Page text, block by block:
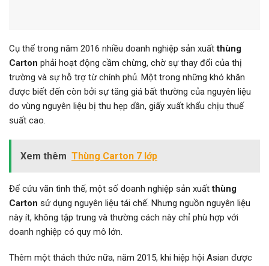
Cụ thể trong năm 2016 nhiều doanh nghiệp sản xuấtthùng
Carton phải hoạt động cầm chừng, chờ sự thay đổi của thị
trường và sự hỗ trợ từ chính phủ. Một trong những khó khăn
được biết đến còn bởi sự tăng giá bất thường của nguyên liệu
do vùng nguyên liệu bị thu hẹp dần, giấy xuất khẩu chịu thuế
suất cao.
Xem thêm Thùng Carton 7 lớp
Để cứu vãn tình thế, một số doanh nghiệp sản xuấtthùng
Carton sử dụng nguyên liệu tái chế. Nhưng nguồn nguyên liệu
này ít, không tập trung và thường cách này chỉ phù hợp với
doanh nghiệp có quy mô lớn.
Thêm một thách thức nữa, năm 2015, khi hiệp hội Asian được